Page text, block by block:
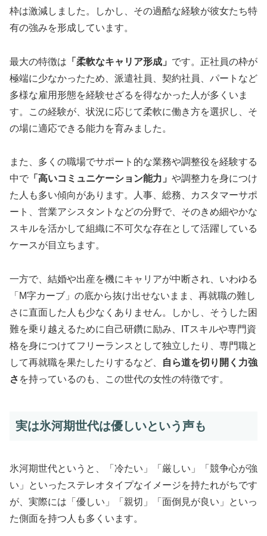
枠は激減しました。しかし、その過酷な経験が彼女たち特
有の強みを形成しています。
最大の特徴は 「柔軟なキャリア形成」 です。正社員の枠が
極端に少なかったため、派遣社員、契約社員、パートなど
多様な雇用形態を経験せざるを得なかった人が多くいま
す。この経験が、状況に応じて柔軟に働き方を選択し、そ
の場に適応できる能力を育みました。
また、多くの職場でサポート的な業務や調整役を経験する
中で 「高いコミュニケーション能力」 や調整力を身につけ
た人も多い傾向があります。人事、総務、カスタマーサポ
ート、営業アシスタントなどの分野で、そのきめ細やかな
スキルを活かして組織に不可欠な存在として活躍している
ケースが目立ちます。
一方で、結婚や出産を機にキャリアが中断され、いわゆる
「M字カーブ」の底から抜け出せないまま、再就職の難し
さに直面した人も少なくありません。しかし、そうした困
難を乗り越えるために自己研鑽に励み、ITスキルや専門資
格を身につけてフリーランスとして独立したり、専門職と
して再就職を果たしたりするなど、
自ら道を切り開く力強
さ を持っているのも、この世代の女性の特徴です。
実は氷河期世代は優しいという声も
氷河期世代というと、「冷たい」「厳しい」「競争心が強
い」といったステレオタイプなイメージを持たれがちです
が、実際には「優しい」「親切」「面倒見が良い」といっ
た側面を持つ人も多くいます。